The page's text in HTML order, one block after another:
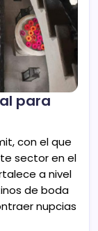
para
con el que
sector en el
a nivel
de boda
nupcias